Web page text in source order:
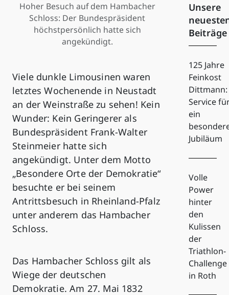
Hoher Besuch auf dem Hambacher
Schloss: Der Bundespräsident
höchstpersönlich hatte sich
angekündigt.
Viele dunkle Limousinen waren
letztes Wochenende in Neustadt
an der Weinstraße zu sehen! Kein
Wunder: Kein Geringerer als
Bundespräsident Frank-Walter
Steinmeier hatte sich
angekündigt. Unter dem Motto
„Besondere Orte der Demokratie“
besuchte er bei seinem
Antrittsbesuch in Rheinland-Pfalz
unter anderem das Hambacher
Schloss.
Das Hambacher Schloss gilt als
Wiege der deutschen
Demokratie. Am 27. Mai 1832
Unsere
Beiträge
125 Jahre
Feinkost
Dittmann:
Service
ein
Jubiläum
Volle
Power
hinter
den
Kulissen
der
Triathlon-
Challenge
in Roth